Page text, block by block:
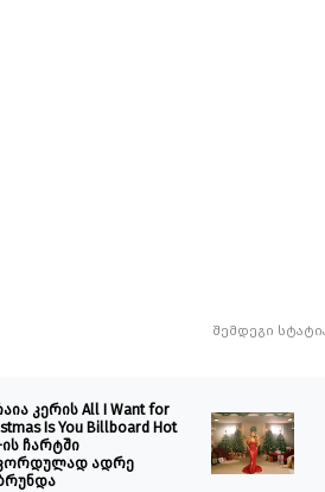
შემდეგი
კერის All I Want for
Is You Billboard Hot
ის ჩარტში
ადრე